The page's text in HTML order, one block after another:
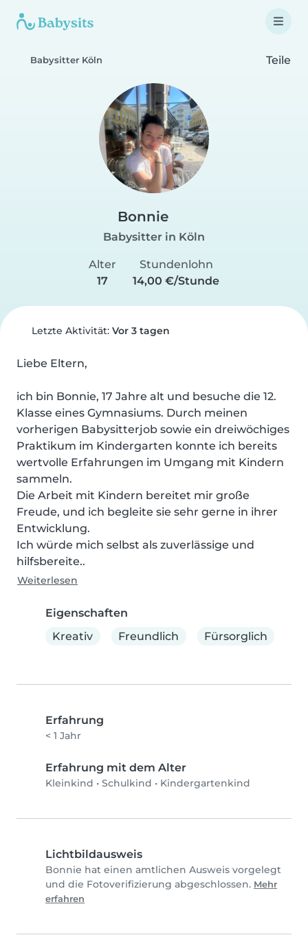
Babysitter Köln Teile
Bonnie
Babysitter in Köln
Alter
17
Stundenlohn
14,00 €/Stunde
Letzte Aktivität: Vor 3 tagen
Liebe Eltern,
ich bin Bonnie, 17 Jahre alt und besuche die 12.
Klasse eines Gymnasiums. Durch meinen
vorherigen Babysitterjob sowie ein dreiwöchiges
Praktikum im Kindergarten konnte ich bereits
wertvolle Erfahrungen im Umgang mit Kindern
sammeln.
Die Arbeit mit Kindern bereitet mir große
Freude, und ich begleite sie sehr gerne in ihrer
Entwicklung.
Ich würde mich selbst als zuverlässige und
hilfsbereite..
Weiterlesen
Eigenschaften
Kreativ
Freundlich Fürsorglich
Erfahrung
< 1 Jahr
Erfahrung mit dem Alter
Kleinkind • Schulkind • Kindergartenkind
Lichtbildausweis
Bonnie hat einen amtlichen Ausweis vorgelegt
und die Fotoverifizierung abgeschlossen. Mehr
erfahren